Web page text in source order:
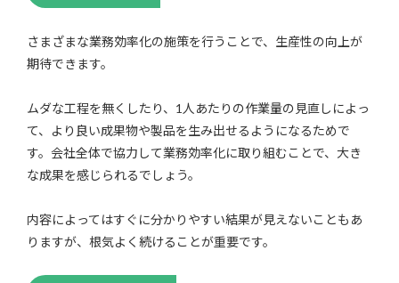
さまざまな業務効率化の施策を行うことで、生産性の向上が
期待できます。
ムダな工程を無くしたり、1人あたりの作業量の見直しによっ
て、より良い成果物や製品を生み出せるようになるためで
す。会社全体で協力して業務効率化に取り組むことで、大き
な成果を感じられるでしょう。
内容によってはすぐに分かりやすい結果が見えないこともあ
りますが、根気よく続けることが重要です。